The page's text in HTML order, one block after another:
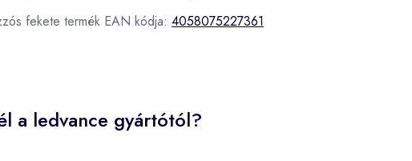
fekete termék EAN kódja: 4058075227361
a ledvance gyártótól?